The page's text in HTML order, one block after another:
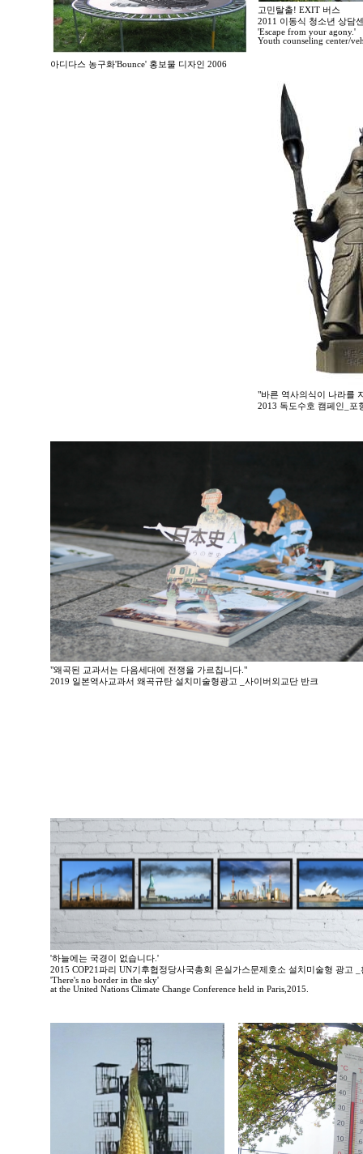
아디다스 농구화'Bounce' 홍보물 디자인 2006
고민탈출! EXIT 버스
2011 이동식 청소년 상담
'Escape from your agony.'
Youth counseling center/
"바른 역사의식이 나라를
2013 독도수호 캠페인_포
"왜곡된 교과서는 다음세대에 전쟁을 가르칩니다."
2019 일본역사교과서 왜곡규탄 설치미술형광고 _사이버외교단 반크
'하늘에는 국경이 없습니다.'
2015 COP21파리 UN기후협정당사국총회 온실가스문제호소 설치미술형 광고 _
'There's no border in the sky'
at the United Nations Climate Change Conference held in Paris,2015.